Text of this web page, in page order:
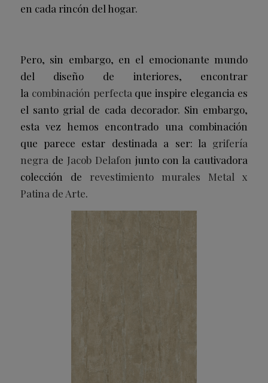
en cada rincón del hogar.
Pero, sin embargo, en el emocionante mundo
del diseño de interiores, encontrar
la combinación perfecta que inspire elegancia es
el santo grial de cada decorador. Sin embargo,
esta vez hemos encontrado una combinación
que parece estar destinada a ser: la grifería
negra de Jacob Delafon junto con la cautivadora
colección de revestimiento murales
Metal x
Patina de Arte.